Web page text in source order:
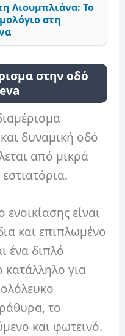
Λιουμπλιάνα: Το
στη
στην οδό
δυναμική οδό
από μικρά
είναι
και επιπλωμένο
ένα διπλό
κατάλληλο για
το
και φωτεινό.